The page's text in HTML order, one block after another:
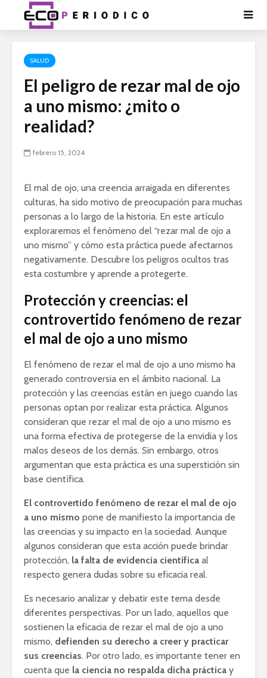
SALUD
El peligro de rezar mal de ojo
a uno mismo: ¿mito o
realidad?
febrero 15, 2024
El mal de ojo, una creencia arraigada en diferentes
culturas, ha sido motivo de preocupación para muchas
personas a lo largo de la historia. En este artículo
exploraremos el fenómeno del “rezar mal de ojo a
uno mismo” y cómo esta práctica puede afectarnos
negativamente. Descubre los peligros ocultos tras
esta costumbre y aprende a protegerte.
Protección y creencias: el
controvertido fenómeno de rezar
el mal de ojo a uno mismo
El fenómeno de rezar el mal de ojo a uno mismo ha
generado controversia en el ámbito nacional. La
protección y las creencias están en juego cuando las
personas optan por realizar esta práctica. Algunos
consideran que rezar el mal de ojo a uno mismo es
una forma efectiva de protegerse de la envidia y los
malos deseos de los demás. Sin embargo, otros
argumentan que esta práctica es una superstición sin
base científica.
El controvertido fenómeno de rezar el mal de ojo
a uno mismo pone de manifiesto la importancia de
las creencias y su impacto en la sociedad. Aunque
algunos consideran que esta acción puede brindar
protección, la falta de evidencia científica al
respecto genera dudas sobre su eficacia real.
Es necesario analizar y debatir este tema desde
diferentes perspectivas. Por un lado, aquellos que
sostienen la eficacia de rezar el mal de ojo a uno
mismo, defienden su derecho a creer y practicar
sus creencias. Por otro lado, es importante tener en
cuenta que la ciencia no respalda dicha práctica y